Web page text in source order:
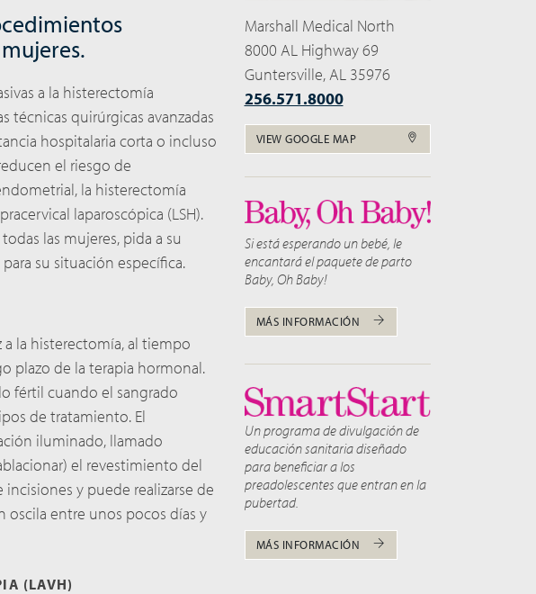
a la histerectomía
técnicas quirúrgicas avanzadas
hospitalaria corta o incluso
el riesgo de
la histerectomía
laparoscópica (LSH).
las mujeres, pida a su
su situación específica.
la histerectomía, al tiempo
plazo de la terapia hormonal.
fértil cuando el sangrado
de tratamiento. El
iluminado, llamado
el revestimiento del
y puede realizarse de
oscila entre unos pocos días y
(LAVH)
Marshall Medical North
8000 AL Highway 69
Guntersville, AL 35976
256.571.8000
VIEW GOOGLE MAP
Si está esperando un bebé, le
encantará el paquete de parto
Baby, Oh Baby!
MÁS INFORMACIÓN
Un programa de divulgación de
educación sanitaria diseñado
para beneficiar a los
preadolescentes que entran en la
pubertad.
MÁS INFORMACIÓN